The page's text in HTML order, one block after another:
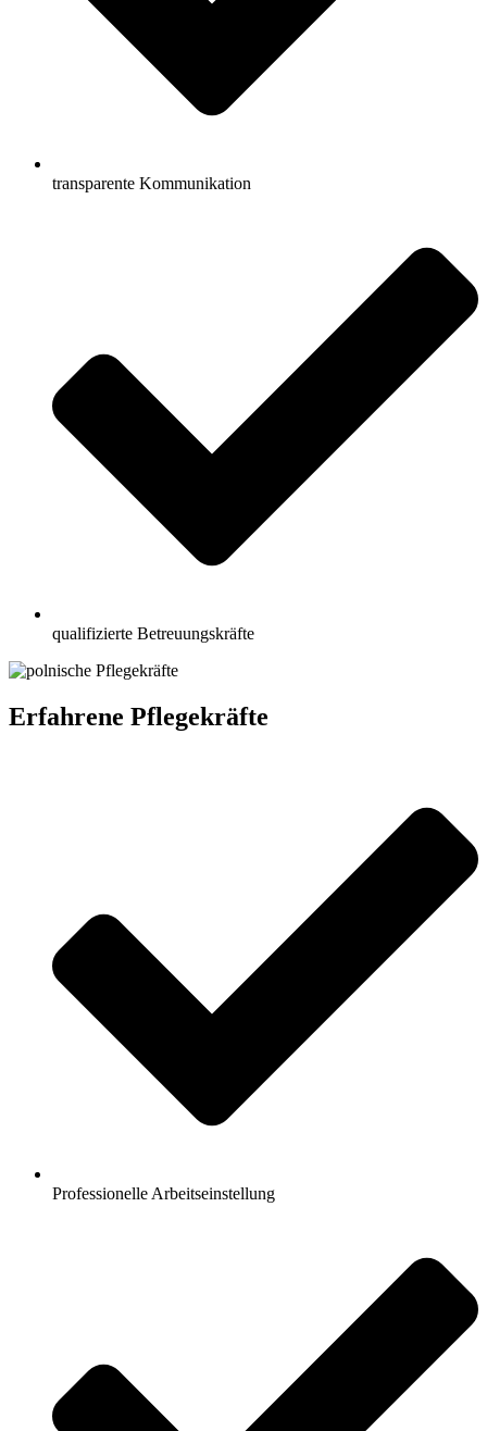
transparente Kommunikation
qualifizierte Betreuungskräfte
Erfahrene Pflegekräfte
Professionelle Arbeitseinstellung